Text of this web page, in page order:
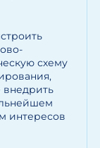
схему
внедрить
интересов